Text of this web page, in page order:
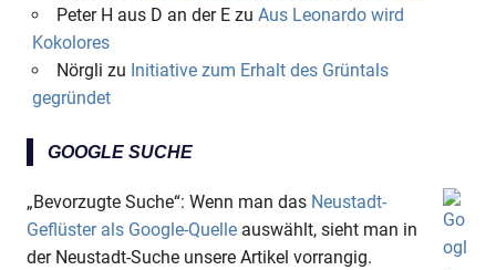
Peter H aus D an der Ezu Aus Leonardo wird
Kokolores
Nörgli zu Initiative zum Erhalt des Grüntals
gegründet
GOOGLE SUCHE
„Bevorzugte Suche“: Wenn man das Neustadt-
Geflüster als Google-Quelle auswählt, sieht man in
der Neustadt-Suche unsere Artikel vorrangig.